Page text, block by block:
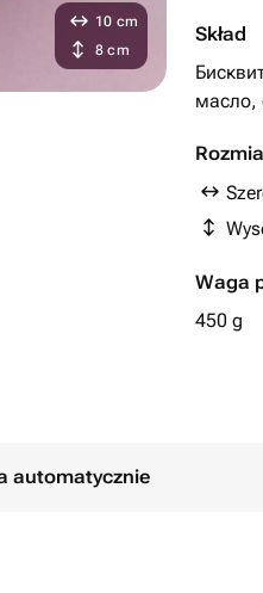
Skład
масло,
Waga
450 g
10 cm
8 cm
automatycznie